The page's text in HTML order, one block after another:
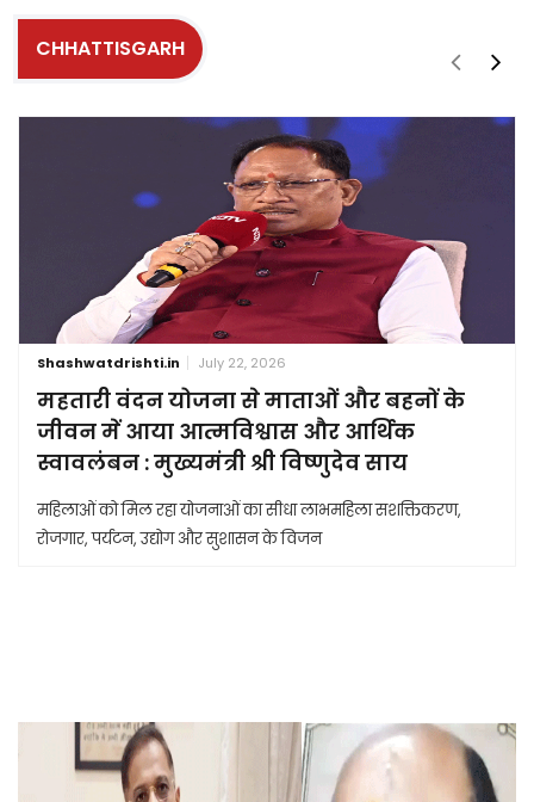
CHHATTISGARH
Shashwatdrishti.in July 22, 2026
महतारी वंदन योजना से माताओं और बहनों के
जीवन में आया आत्मविश्वास और आर्थिक
स्वावलंबन : मुख्यमंत्री श्री विष्णुदेव साय
महिलाओं को मिल रहा योजनाओं का सीधा लाभमहिला सशक्तिकरण,
रोजगार, पर्यटन, उद्योग और सुशासन के विजन